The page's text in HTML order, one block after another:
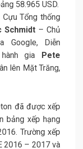
58.965 USD.
Cựu Tổng thống
Schmidt – Chủ
Google, Diễn
gia
Pete
lên Mặt Trăng,
đã được xếp
bảng xếp hạng
Trường xếp
2016 – 2017 và